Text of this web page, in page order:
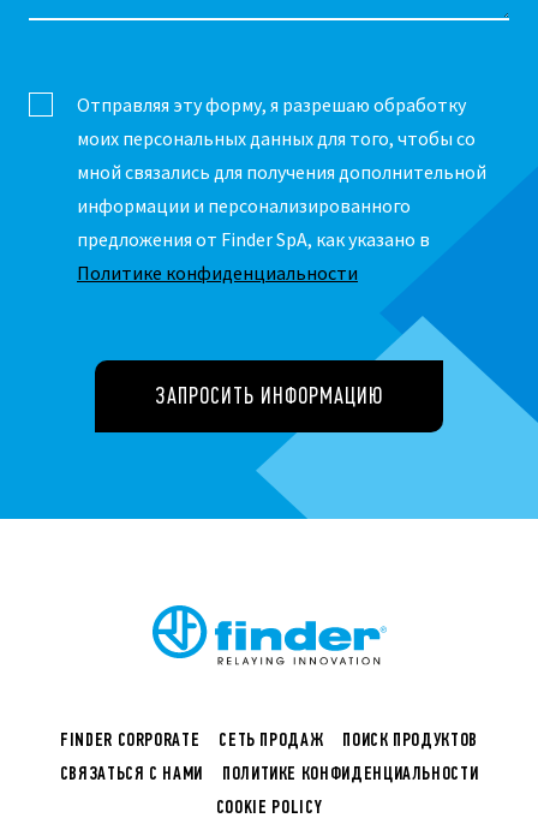
Отправляя эту форму, я разрешаю обработку
моих персональных данных для того, чтобы со
мной связались для получения дополнительной
информации и персонализированного
предложения от Finder SpA, как указано в
Политике конфиденциальности
ЗАПРОСИТЬ ИНФОРМАЦИЮ
FINDER CORPORATE СЕТЬ ПРОДАЖ
ПОИСК ПРОДУКТОВ
СВЯЗАТЬСЯ С НАМИ
ПОЛИТИКЕ КОНФИДЕНЦИАЛЬНОСТИ
COOKIE POLICY